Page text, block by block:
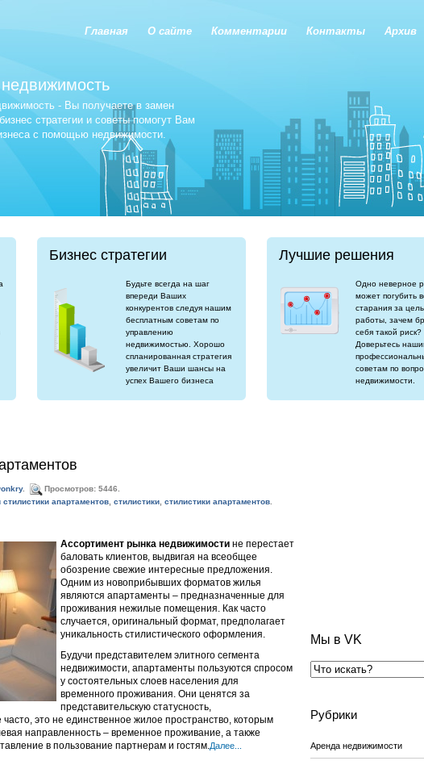
Главная О сайте Комментарии Контакты Архив
- Вы получаете в замен
стратегии и советы помогут Вам
с помощью недвижимости.
Бизнес стратегии
Будьте всегда на шаг
впереди Ваших
конкурентов следуя нашим
бесплатным советам по
управлению
недвижимостью. Хорошо
спланированная стратегия
увеличит Ваши шансы на
успех Вашего бизнеса
Лучшие решения
Одно неверное
может погубить
старания за
работы, зачем
себя такой риск?
Доверьтесь
советам по
недвижимости.
.
Просмотров: 5446.
апартаментов, стилистики, стилистики апартаментов.
Ассортимент рынка недвижимостине перестает
баловать клиентов, выдвигая на всеобщее
обозрение свежие интересные предложения.
Одним из новоприбывших форматов жилья
являются апартаменты – предназначенные для
проживания нежилые помещения. Как часто
случается, оригинальный формат, предполагает
уникальность стилистического оформления.
Будучи представителем элитного сегмента
недвижимости, апартаменты пользуются спросом
у состоятельных слоев населения для
временного проживания. Они ценятся за
представительскую статусность,
это не единственное жилое пространство, которым
направленность – временное проживание, а также
в пользование партнерам и гостям.Далее...
Мы в VK
Рубрики
Аренда недвижимости